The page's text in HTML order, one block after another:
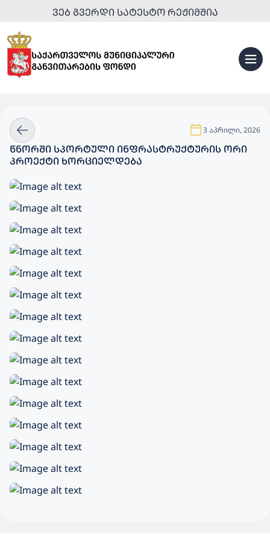
ᲕᲔᲑ ᲒᲕᲔᲠᲓᲘ ᲡᲐᲢᲔᲡᲢᲝ ᲠᲔᲟᲘᲛᲨᲘᲐ
3 აპრილი, 2026
ᲬᲜᲝᲠᲨᲘ ᲡᲞᲝᲠᲢᲣᲚᲘ ᲘᲜᲤᲠᲐᲡᲢᲠᲣᲥᲢᲣᲠᲘᲡ ᲝᲠᲘ
ᲞᲠᲝᲔᲥᲢᲘ ᲮᲝᲠᲪᲘᲔᲚᲓᲔᲑᲐ